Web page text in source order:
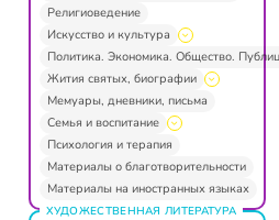
Религиоведение
Искусство и культура
Политика. Экономика. Общество.
Жития святых, биографии
Мемуары, дневники, письма
Семья и воспитание
Психология и терапия
Материалы о благотворительности
Материалы на иностранных языках
ХУДОЖЕСТВЕННАЯ ЛИТЕРАТУРА